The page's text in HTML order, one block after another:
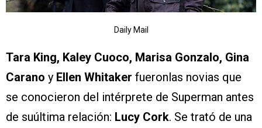
Daily Mail
Tara King, Kaley Cuoco, Marisa Gonzalo, Gina
Carano y Ellen Whitaker fueronlas novias que
se conocieron del intérprete de Superman antes
de suúltima relación: Lucy Cork. Se trató de una